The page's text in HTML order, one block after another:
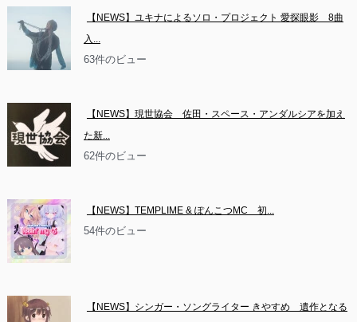
【NEWS】ユキナによるソロ・プロジェクト 愛探眼影　8曲
入...
63件のビュー
【NEWS】現世協会　佐田・スペース・アンダルシアを加え
た新...
62件のビュー
【NEWS】TEMPLIME & ぽんこつMC　初...
54件のビュー
【NEWS】シンガー・ソングライター きやすめ　遺作となる